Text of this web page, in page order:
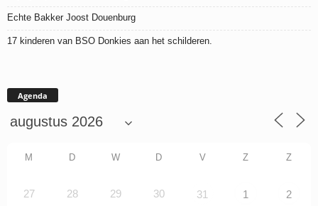
Echte Bakker Joost Douenburg
17 kinderen van BSO Donkies aan het schilderen.
Agenda
M D W D V Z Z
27 28 29 30 31 1 2